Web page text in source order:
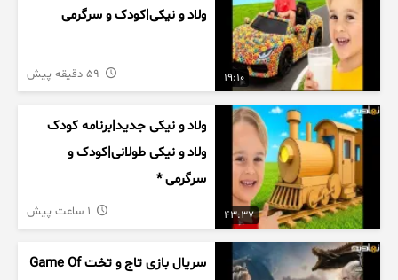
19:10
ولاد و نیکی|کودک و سرگرمی
43:37
ولاد و نیکی جدید|برنامه کودک
ولاد و نیکی طولانی|کودک و
سرگرمی *
سریال بازی تاج و تخت Game Of